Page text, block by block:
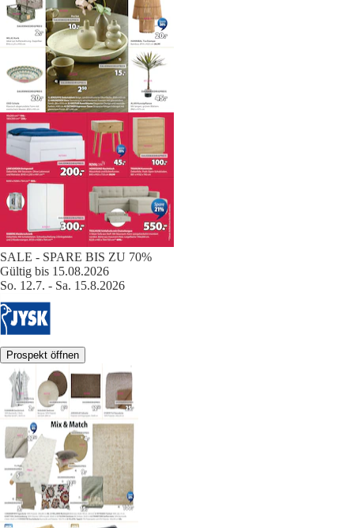
SALE - SPARE BIS ZU 70%
Gültig bis 15.08.2026
So. 12.7. - Sa. 15.8.2026
Prospekt öffnen